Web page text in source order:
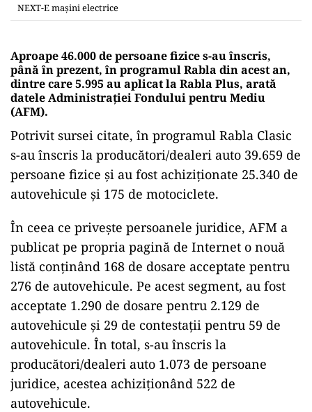
NEXT-E mașini electrice
Aproape 46.000 de persoane fizice s-au înscris,
până în prezent, în programul Rabla din acest an,
dintre care 5.995 au aplicat la Rabla Plus, arată
datele Administraţiei Fondului pentru Mediu
(AFM).
Potrivit sursei citate, în programul Rabla Clasic
s-au înscris la producători/dealeri auto 39.659 de
persoane fizice şi au fost achiziţionate 25.340 de
autovehicule şi 175 de motociclete.
În ceea ce priveşte persoanele juridice, AFM a
publicat pe propria pagină de Internet o nouă
listă conţinând 168 de dosare acceptate pentru
276 de autovehicule. Pe acest segment, au fost
acceptate 1.290 de dosare pentru 2.129 de
autovehicule şi 29 de contestaţii pentru 59 de
autovehicule. În total, s-au înscris la
producători/dealeri auto 1.073 de persoane
juridice, acestea achiziţionând 522 de
autovehicule.